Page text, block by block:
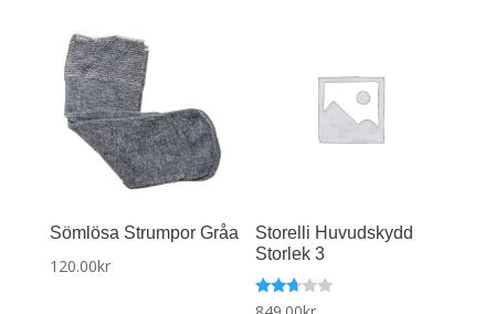
Sömlösa Strumpor Gråa
120.00kr
Storelli Huvudskydd
Storlek 3
Betyg